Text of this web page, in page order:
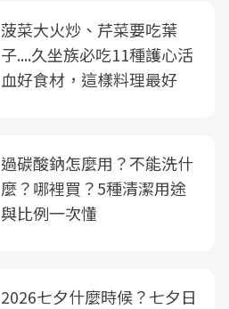
菠菜大火炒、芹菜要吃葉
子....久坐族必吃11種護心活
血好食材，這樣料理最好
過碳酸鈉怎麼用？不能洗什
麼？哪裡買？5種清潔用途
與比例一次懂
2026七夕什麼時候？七夕日